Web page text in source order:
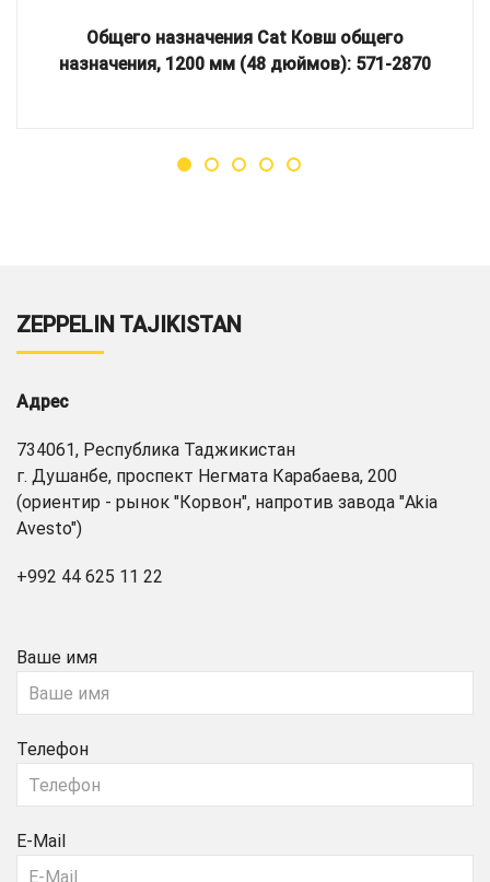
Общего назначения Cat Ковш общего
назначения, 1200 мм (48 дюймов): 571-2870
ZEPPELIN TAJIKISTAN
Адрес
734061, Республика Таджикистан
г. Душанбе, проспект Негмата Карабаева, 200
(ориентир - рынок "Корвон", напротив завода "Akia
Avesto")
+992 44 625 11 22
Ваше имя
Телефон
E-Mail